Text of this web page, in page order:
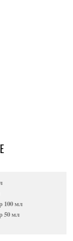
100 мл
50 мл